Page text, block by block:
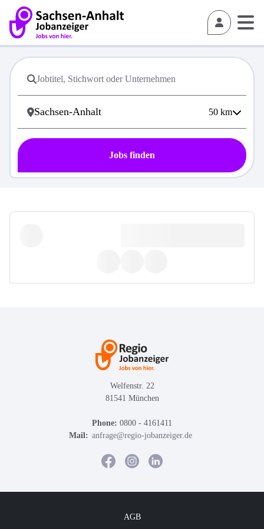
50 km
Jobs finden
Welfenstr. 22
81541 München
Phone: 0800 - 4161411
Mail: anfrage@regio-jobanzeiger.de
AGB